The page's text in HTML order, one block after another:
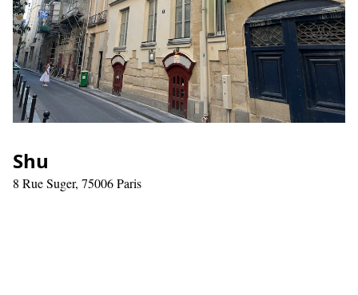
Shu
8 Rue Suger, 75006 Paris